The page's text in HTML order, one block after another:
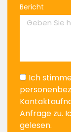
Bericht
Ich
Anfrage zu.
gelesen.